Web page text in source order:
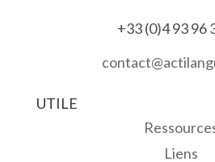
+33 (0)4 93 96
UTILE
Liens